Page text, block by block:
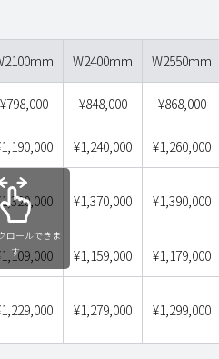
W2400mm W2550mm
¥798,000 ¥848,000 ¥868,000
¥1,240,000 ¥1,260,000
¥1,370,000 ¥1,390,000
¥1,159,000 ¥1,179,000
¥1,279,000 ¥1,299,000
ロールできま
す